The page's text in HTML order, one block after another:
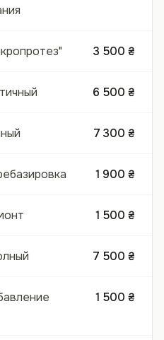
3 500 ₴
6 500 ₴
7 300 ₴
1 900 ₴
1 500 ₴
7 500 ₴
1 500 ₴